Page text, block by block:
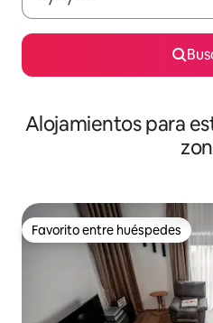
Alojamientos para
Favorito entre huéspedes
Favorito entre huéspedes